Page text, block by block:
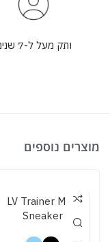
ותק מעל ל-7 שנים
מוצרים נוספים
LV Trainer Maxi
Sneaker